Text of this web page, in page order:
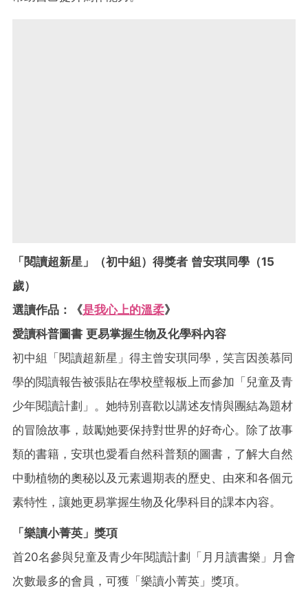
「閱讀超新星」（初中組）得獎者 曾安琪同學（15
歲）
選讀作品：《是我心上的溫柔》
愛讀科普圖書 更易掌握生物及化學科內容
初中組「閱讀超新星」得主曾安琪同學，笑言因羨慕同
學的閲讀報告被張貼在學校壁報板上而參加「兒童及青
少年閱讀計劃」。她特別喜歡以講述友情與團結為題材
的冒險故事，鼓勵她要保持對世界的好奇心。除了故事
類的書籍，安琪也愛看自然科普類的圖書，了解大自然
中動植物的奧秘以及元素週期表的歷史、由來和各個元
素特性，讓她更易掌握生物及化學科目的課本內容。
「樂讀小菁英」獎項
首20名參與兒童及青少年閱讀計劃「月月讀書樂」月會
次數最多的會員，可獲「樂讀小菁英」獎項。